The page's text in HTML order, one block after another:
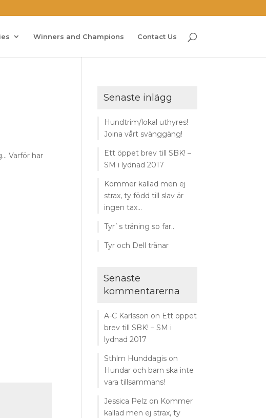
Winners and Champions Contact Us
Varför har
Senaste inlägg
Hundtrim/lokal uthyres!
Joina vårt svänggäng!
Ett öppet brev till SBK! –
SM i lydnad 2017
Kommer kallad men ej
strax, ty född till slav är
ingen tax…
Tyr`s träning so far..
Tyr och Dell tränar
Senaste
kommentarerna
A-C Karlsson on Ett öppet
brev till SBK! – SM i
lydnad 2017
Sthlm Hunddagis on
Hundar och barn ska inte
vara tillsammans!
Jessica Pelz on Kommer
kallad men ej strax, ty